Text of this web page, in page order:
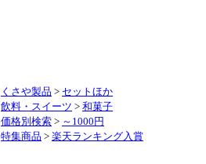
くさや製品 > セットほか
飲料・スイーツ > 和菓子
価格別検索 > ～1000円
特集商品 > 楽天ランキング入賞